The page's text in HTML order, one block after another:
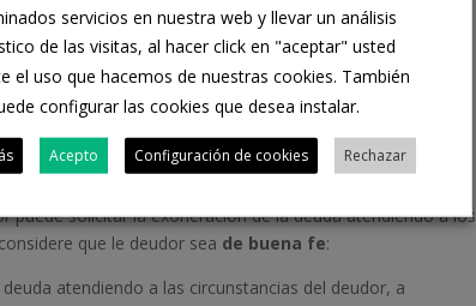
el patrimonio del deudor.
del deudor.
puede solicitar la exoneración de la deuda atendiendo a los
que le deudor sea de buena fe:
atendiendo a las circunstancias del deudor, a
servicios en nuestra web y llevar un análisis
de las visitas, al hacer click en "aceptar" usted
el uso que hacemos de nuestras cookies. También
configurar las cookies que desea instalar.
Acepto Configuración de cookies Rechazar